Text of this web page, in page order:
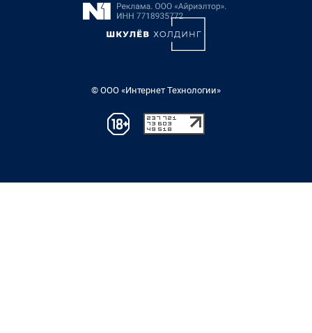
© ООО «Интернет Технологии»